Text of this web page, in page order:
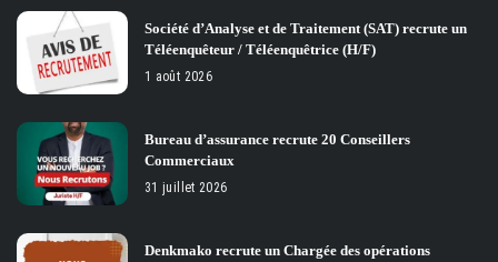
Société d’Analyse et de Traitement (SAT) recrute un
Téléenquêteur / Téléenquêtrice (H/F)
1 août 2026
Bureau d’assurance recrute 20 Conseillers
Commerciaux
31 juillet 2026
Denkmako recrute un Chargée des opérations